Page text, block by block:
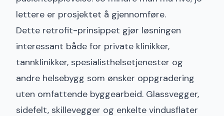
lettere er prosjektet å gjennomføre.
Dette retrofit-prinsippet gjør løsningen
interessant både for private klinikker,
tannklinikker, spesialisthelsetjenester og
andre helsebygg som ønsker oppgradering
uten omfattende byggearbeid. Glassvegger,
sidefelt, skillevegger og enkelte vindusflater